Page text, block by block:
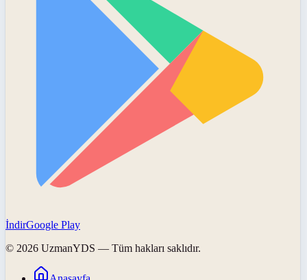
İndirGoogle Play
© 2026 UzmanYDS — Tüm hakları saklıdır.